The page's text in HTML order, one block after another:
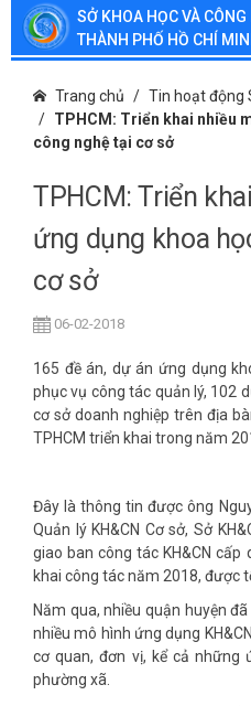
SỞ KHOA HỌC VÀ CÔNG
THÀNH PHỐ HỒ CHÍ
Trang chủ
Tin hoạt động
TPHCM: Triển khai nhiều
công nghệ tại cơ sở
TPHCM: Triển
ứng dụng khoa
cơ sở
06-02-2018
165 đề án, dự án ứng dụng
phục vụ công tác quản lý, 102
cơ sở doanh nghiệp trên địa
TPHCM triển khai trong năm
Đây là thông tin được ông
Quản lý KH&CN Cơ sở, Sở
giao ban công tác KH&CN
khai công tác năm 2018, được
Năm qua, nhiều quận huyện
nhiều mô hình ứng dụng
cơ quan, đơn vị, kể cả những
phường xã.